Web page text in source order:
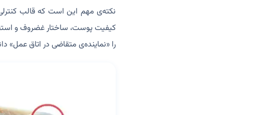
نکته‌ی مهم این است که قالب
کیفیت پوست، ساختار غضروف و
را «نماینده‌ی متقاضی در اتاق